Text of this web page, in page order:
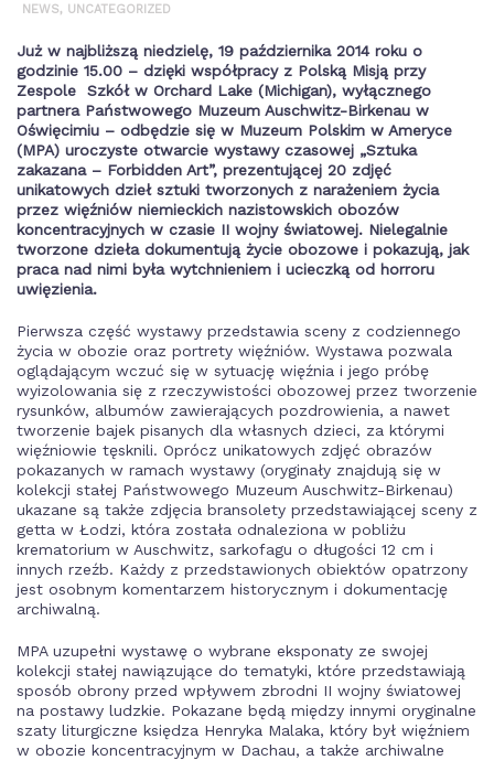
NEWS, UNCATEGORIZED
Już w najbliższą niedzielę, 19 października 2014 roku o
godzinie 15.00 – dzięki współpracy z Polską Misją przy
Zespole Szkół w Orchard Lake (Michigan), wyłącznego
partnera Państwowego Muzeum Auschwitz-Birkenau w
Oświęcimiu – odbędzie się w Muzeum Polskim w Ameryce
(MPA) uroczyste otwarcie wystawy czasowej „Sztuka
zakazana – Forbidden Art”, prezentującej 20 zdjęć
unikatowych dzieł sztuki tworzonych z narażeniem życia
przez więźniów niemieckich nazistowskich obozów
koncentracyjnych w czasie II wojny światowej. Nielegalnie
tworzone dzieła dokumentują życie obozowe i pokazują, jak
praca nad nimi była wytchnieniem i ucieczką od horroru
uwięzienia.
Pierwsza część wystawy przedstawia sceny z codziennego
życia w obozie oraz portrety więźniów. Wystawa pozwala
oglądającym wczuć się w sytuację więźnia i jego próbę
wyizolowania się z rzeczywistości obozowej przez tworzenie
rysunków, albumów zawierających pozdrowienia, a nawet
tworzenie bajek pisanych dla własnych dzieci, za którymi
więźniowie tęsknili. Oprócz unikatowych zdjęć obrazów
pokazanych w ramach wystawy (oryginały znajdują się w
kolekcji stałej Państwowego Muzeum Auschwitz-Birkenau)
ukazane są także zdjęcia bransolety przedstawiającej sceny z
getta w Łodzi, która została odnaleziona w pobliżu
krematorium w Auschwitz, sarkofagu o długości 12 cm i
innych rzeźb. Każdy z przedstawionych obiektów opatrzony
jest osobnym komentarzem historycznym i dokumentację
archiwalną.
MPA uzupełni wystawę o wybrane eksponaty ze swojej
kolekcji stałej nawiązujące do tematyki, które przedstawiają
sposób obrony przed wpływem zbrodni II wojny światowej
na postawy ludzkie. Pokazane będą między innymi oryginalne
szaty liturgiczne księdza Henryka Malaka, który był więźniem
w obozie koncentracyjnym w Dachau, a także archiwalne